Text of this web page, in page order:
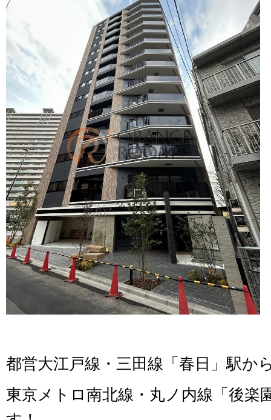
都営大江戸線・三田線「春日」駅か
東京メトロ南北線・丸ノ内線「後楽